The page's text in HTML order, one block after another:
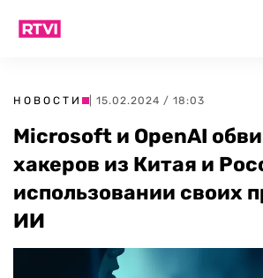
НОВОСТИ | 15.02.2024 / 18:03
Microsoft и OpenAI
хакеров из Китая и
использовании своих
ИИ